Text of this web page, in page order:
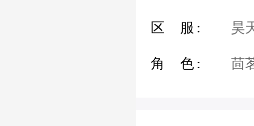
区 服: 昊
角 色: 茴